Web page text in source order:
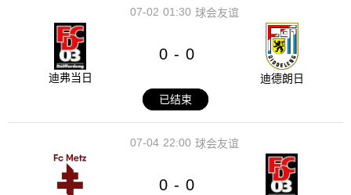
01:30
07-02 球会友谊
迪弗当日
0 - 0
迪德朗日
已结束
22:00
07-04 球会友谊
0 - 0